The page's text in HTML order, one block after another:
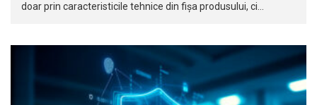
doar prin caracteristicile tehnice din fișa produsului, ci…